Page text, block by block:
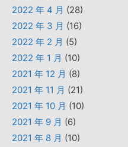
2022 年 4 月 (28)
2022 年 3 月 (16)
2022 年 2 月 (5)
2022 年 1 月 (10)
2021 年 12 月 (8)
2021 年 11 月 (21)
2021 年 10 月 (10)
2021 年 9 月 (6)
2021 年 8 月 (10)